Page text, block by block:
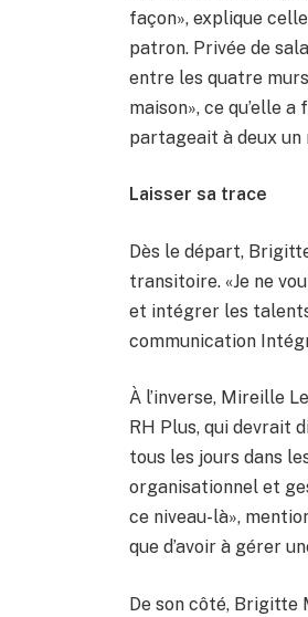
façon», explique
patron. Privée de
entre les quatre
maison», ce qu’elle
partageait à deux un
Laisser sa trace
Dès le départ,
transitoire. «Je ne
et intégrer les
communication
À l’inverse, Mireille
RH Plus, qui devrait
tous les jours dans
organisationnel et
ce niveau-là»,
que d’avoir à gérer
De son côté, Brigitte